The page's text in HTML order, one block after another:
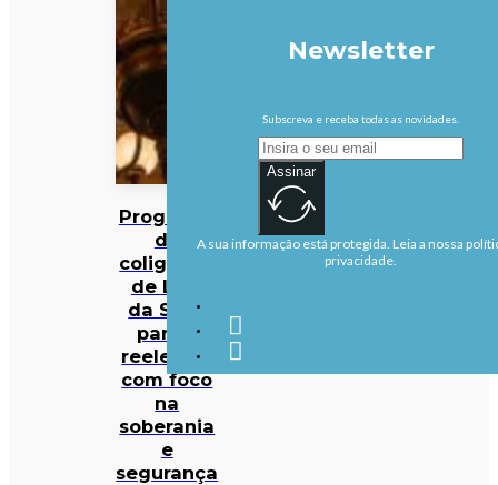
Programa
da
coligação
de Lula
da Silva
para a
reeleição
com foco
na
soberania
e
segurança
Newsletter
Subscreva e receba todas as novidades.
Assinar
A sua informação está protegida. Leia a nossa
privacidade.